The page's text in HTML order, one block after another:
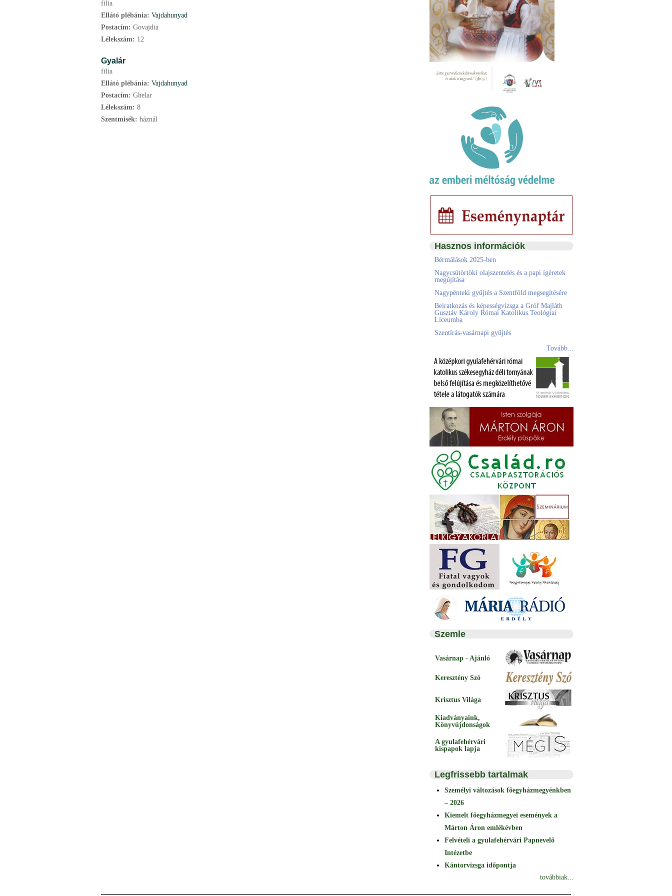
filia
Ellátó plébánia: Vajdahunyad
Postacím: Govajdia
Lélekszám: 12
Gyalár
filia
Ellátó plébánia: Vajdahunyad
Postacím: Ghelar
Lélekszám: 8
Szentmisék: háznál
Hasznos információk
Bérmálások 2025-ben
Nagycsütörtöki olajszentelés és a papi ígéretek
megújítása
Nagypénteki gyűjtés a Szentföld megsegítésére
Beiratkozás és képességvizsga a Gróf Majláth
Gusztáv Károly Római Katolikus Teológiai
Líceumba
Szentírás-vasárnapi gyűjtés
Tovább...
Szemle
Vasárnap - Ajánló
Keresztény Szó
Krisztus Világa
Kiadványaink,
Könyvújdonságok
A gyulafehérvári
kispapok lapja
Legfrissebb tartalmak
Személyi változások főegyházmegyénkben
– 2026
Kiemelt főegyházmegyei események a
Márton Áron emlékévben
Felvételi a gyulafehérvári Papnevelő
Intézetbe
Kántorvizsga időpontja
továbbiak...